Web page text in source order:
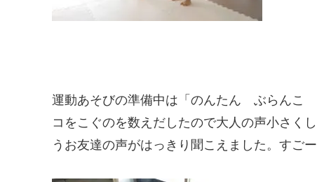
運動あそびの準備中は「のんたん ぶらんこ
コをこぐのを数えだしたので大人の声小さく
うお友達の声がはっきり聞こえました。すごー